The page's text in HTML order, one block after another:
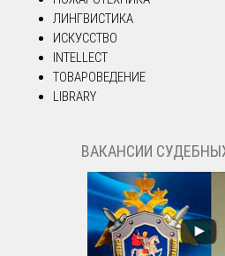
ЛИНГВИСТИКА
ИСКУССТВО
INTELLECT
ТОВАРОВЕДЕНИЕ
LIBRARY
ВАКАНСИИ